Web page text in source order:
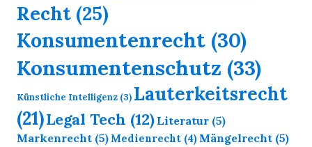
Recht (25)
Konsumentenrecht (30)
Konsumentenschutz (33)
Künstliche Intelligenz (3) Lauterkeitsrecht
(21)Legal Tech (12) Literatur (5)
Markenrecht (5) Medienrecht (4) Mängelrecht (5)